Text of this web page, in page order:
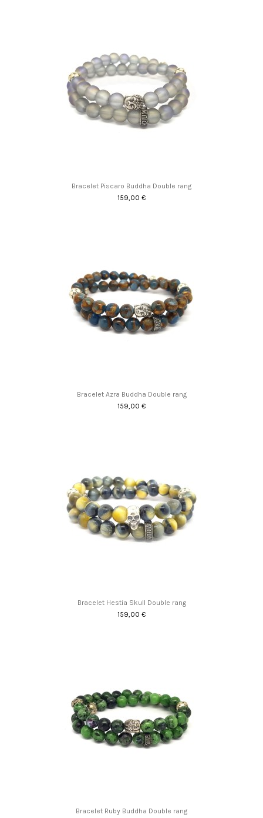
Bracelet Piscaro Buddha Double rang
159,00 €
Bracelet Azra Buddha Double rang
159,00 €
Bracelet Hestia Skull Double rang
159,00 €
Bracelet Ruby Buddha Double rang